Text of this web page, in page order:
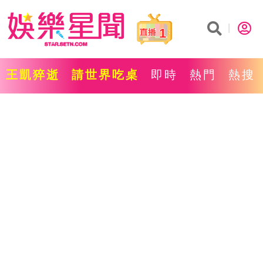
1
王凱猝逝 請世界吃桌 即時 熱門 熱搜